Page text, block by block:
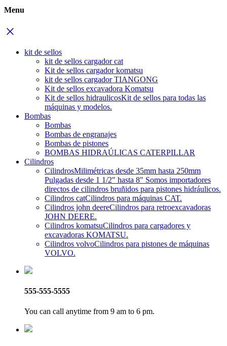
Menu
kit de sellos
kit de sellos cargador cat
Kit de sellos cargador komatsu
kit de sellos cargador TIANGONG
Kit de sellos excavadora Komatsu
Kit de sellos hidraulicosKit de sellos para todas las
máquinas y modelos.
Bombas
Bombas
Bombas de engranajes
Bombas de pistones
BOMBAS HIDRAÚLICAS CATERPILLAR
Cilindros
CilindrosMilimétricas desde 35mm hasta 250mm
Pulgadas desde 1 1/2″ hasta 8″ Somos importadores
directos de cilindros bruñidos para pistones hidráulicos.
Cilindros catCilindros para máquinas CAT.
Cilindros john deereCilindros para retroexcavadoras
JOHN DEERE.
Cilindros komatsuCilindros para cargadores y
excavadoras KOMATSU.
Cilindros volvoCilindros para pistones de máquinas
VOLVO.
555-555-5555
You can call anytime from 9 am to 6 pm.